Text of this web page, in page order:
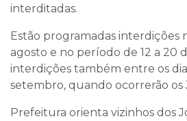
interditadas.
Estão programadas interdições
agosto e no período de 12 a 20
interdições também entre os
setembro, quando ocorrerão os
Prefeitura orienta vizinhos dos